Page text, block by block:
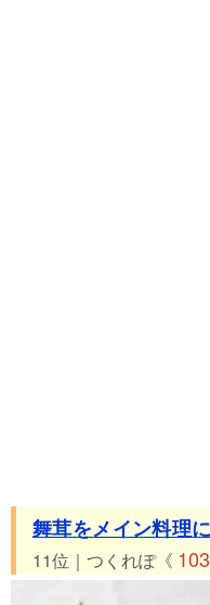
舞茸をメイン料理
11位｜つくれぽ《